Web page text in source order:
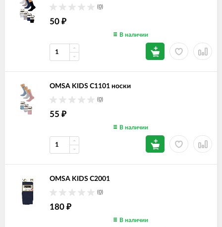
(0)
50 ₽
В наличии
OMSA KIDS С1101 носки
(0)
55 ₽
В наличии
OMSA KIDS С2001
(0)
180 ₽
В наличии